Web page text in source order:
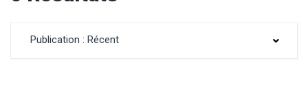
Publication : Récent